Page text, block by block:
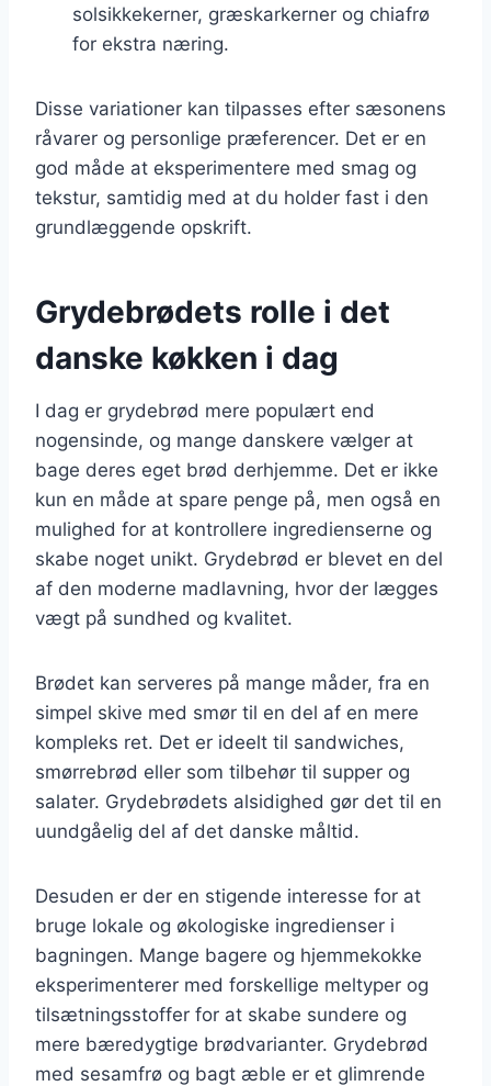
solsikkekerner, græskarkerner og chiafrø
for ekstra næring.
Disse variationer kan tilpasses efter sæsonens
råvarer og personlige præferencer. Det er en
god måde at eksperimentere med smag og
tekstur, samtidig med at du holder fast i den
grundlæggende opskrift.
Grydebrødets rolle i det
danske køkken i dag
I dag er grydebrød mere populært end
nogensinde, og mange danskere vælger at
bage deres eget brød derhjemme. Det er ikke
kun en måde at spare penge på, men også en
mulighed for at kontrollere ingredienserne og
skabe noget unikt. Grydebrød er blevet en del
af den moderne madlavning, hvor der lægges
vægt på sundhed og kvalitet.
Brødet kan serveres på mange måder, fra en
simpel skive med smør til en del af en mere
kompleks ret. Det er ideelt til sandwiches,
smørrebrød eller som tilbehør til supper og
salater. Grydebrødets alsidighed gør det til en
uundgåelig del af det danske måltid.
Desuden er der en stigende interesse for at
bruge lokale og økologiske ingredienser i
bagningen. Mange bagere og hjemmekokke
eksperimenterer med forskellige meltyper og
tilsætningsstoffer for at skabe sundere og
mere bæredygtige brødvarianter. Grydebrød
med sesamfrø og bagt æble er et glimrende